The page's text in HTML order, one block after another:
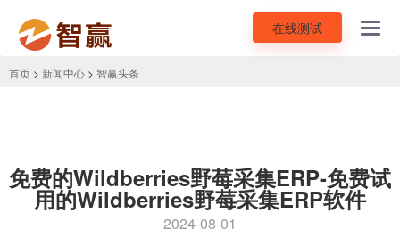
在线测试
首页 > 新闻中心 > 智赢头条
免费的Wildberries野莓采集ERP-免费试
用的Wildberries野莓采集ERP软件
2024-08-01